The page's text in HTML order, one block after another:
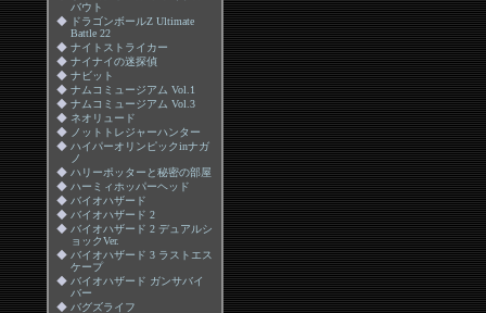
バウト
◆ ドラゴンボールZ Ultimate
Battle 22
◆ ナイトストライカー
◆ ナイナイの迷探偵
◆ ナビット
◆ ナムコミュージアム Vol.1
◆ ナムコミュージアム Vol.3
◆ ネオリュード
◆ ノットトレジャーハンター
◆ ハイパーオリンピックinナガ
ノ
◆ ハリーポッターと秘密の部屋
◆ ハーミィホッパーヘッド
◆ バイオハザード
◆ バイオハザード 2
◆ バイオハザード 2 デュアルシ
ョックVer.
◆ バイオハザード 3 ラストエス
ケープ
◆ バイオハザード ガンサバイ
バー
◆ バグズライフ